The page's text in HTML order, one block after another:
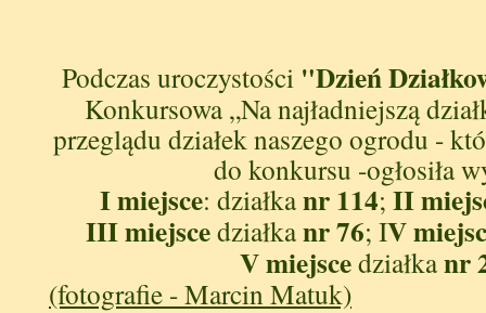
Podczas uroczystości "Dzień
Konkursowa „Na najładniejszą
przeglądu działek naszego ogrodu -
do konkursu -ogłosiła
I miejsce: działkanr 114; II
III miejscedziałkanr 76; IV
V miejscedziałkanr
(fotografie - Marcin Matuk)